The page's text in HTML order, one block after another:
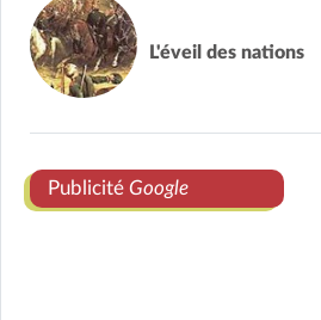
L'éveil des nations
Publicité Google